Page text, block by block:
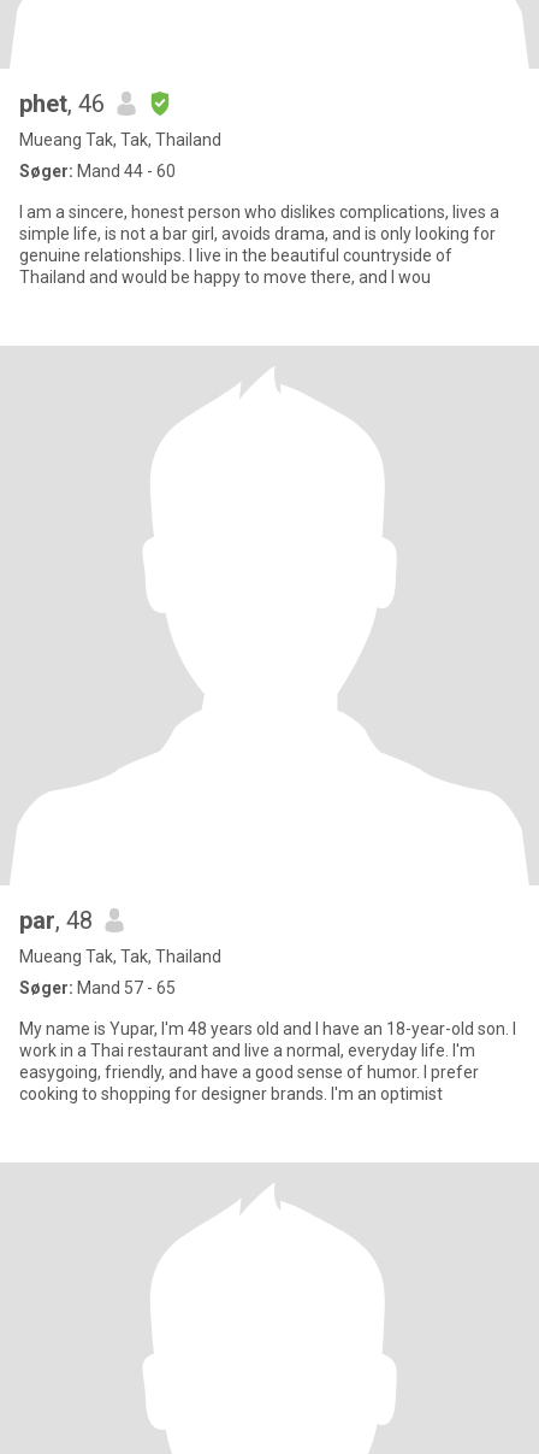
phet, 46
Mueang Tak, Tak, Thailand
Søger: Mand 44 - 60
I am a sincere, honest person who dislikes complications, lives a
simple life, is not a bar girl, avoids drama, and is only looking for
genuine relationships. I live in the beautiful countryside of
Thailand and would be happy to move there, and I wou
par, 48
Mueang Tak, Tak, Thailand
Søger: Mand 57 - 65
My name is Yupar, I'm 48 years old and I have an 18-year-old son. I
work in a Thai restaurant and live a normal, everyday life. I'm
easygoing, friendly, and have a good sense of humor. I prefer
cooking to shopping for designer brands. I'm an optimist